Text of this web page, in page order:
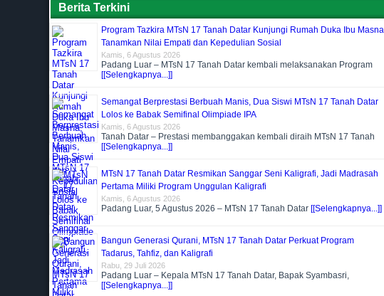
Berita Terkini
Program Tazkira MTsN 17 Tanah Datar Kunjungi Rumah Duka Ibu Masna,
Tanamkan Nilai Empati dan Kepedulian Sosial
Kamis, 6 Agustus 2026
Padang Luar – MTsN 17 Tanah Datar kembali melaksanakan Program
[[Selengkapnya...]]
Semangat Berprestasi Berbuah Manis, Dua Siswi MTsN 17 Tanah Datar
Lolos ke Babak Semifinal Olimpiade IPA
Kamis, 6 Agustus 2026
Tanah Datar – Prestasi membanggakan kembali diraih MTsN 17 Tanah
[[Selengkapnya...]]
MTsN 17 Tanah Datar Resmikan Sanggar Seni Kaligrafi, Jadi Madrasah
Pertama Miliki Program Unggulan Kaligrafi
Kamis, 6 Agustus 2026
Padang Luar, 5 Agustus 2026 – MTsN 17 Tanah Datar [[Selengkapnya...]]
Bangun Generasi Qurani, MTsN 17 Tanah Datar Perkuat Program
Tadarus, Tahfiz, dan Kaligrafi
Rabu, 29 Juli 2026
Padang Luar – Kepala MTsN 17 Tanah Datar, Bapak Syambasri,
[[Selengkapnya...]]